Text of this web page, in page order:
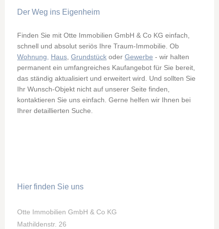
Der Weg ins Eigenheim
Finden Sie mit Otte Immobilien GmbH & Co KG einfach,
schnell und absolut seriös Ihre Traum-Immobilie. Ob
Wohnung, Haus, Grundstück oder Gewerbe - wir halten
permanent ein umfangreiches Kaufangebot für Sie bereit,
das ständig aktualisiert und erweitert wird. Und sollten Sie
Ihr Wunsch-Objekt nicht auf unserer Seite finden,
kontaktieren Sie uns einfach. Gerne helfen wir Ihnen bei
Ihrer detaillierten Suche.
Hier finden Sie uns
Otte Immobilien GmbH & Co KG
Mathildenstr. 26